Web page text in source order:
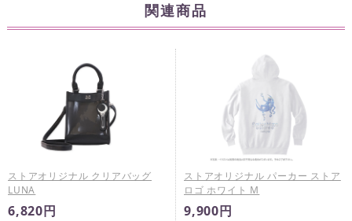
関連商品
ストアオリジナル クリアバッグ
LUNA
6,820円
ストアオリジナル パーカー ストア
ロゴ ホワイト M
9,900円